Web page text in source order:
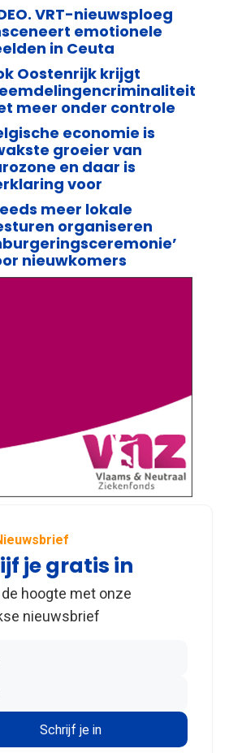
VRT-nieuwsploeg
emotionele
in Ceuta
Oostenrijk krijgt
meer onder controle
economie is
groeier van
en daar is
voor
meer lokale
organiseren
nieuwkomers
je gratis in
hoogte met onze
nieuwsbrief